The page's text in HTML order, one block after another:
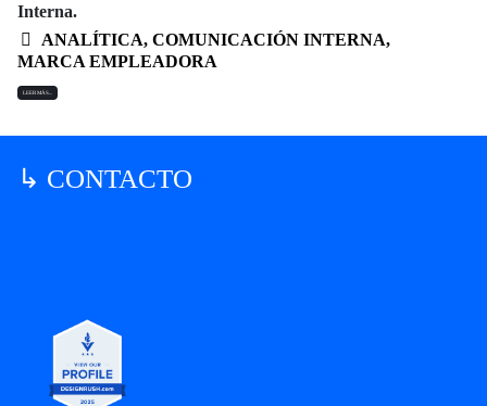
Interna.
ANALÍTICA, COMUNICACIÓN INTERNA,
MARCA EMPLEADORA
LEER MÁS...
↳ CONTACTO